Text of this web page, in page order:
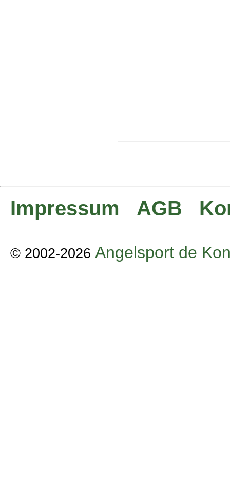
Impressum AGB
© 2002-2026 Angelsport de